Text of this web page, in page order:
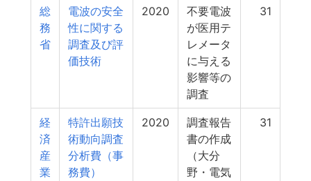
総
務
省
電波の安全
性に関する
調査及び評
価技術
2020
不要電波
が医用テ
レメータ
に与える
影響等の
調査
31
経
済
産
業
特許出願技
術動向調査
分析費（事
務費）
2020
調査報告
書の作成
（大分
野・電気
31